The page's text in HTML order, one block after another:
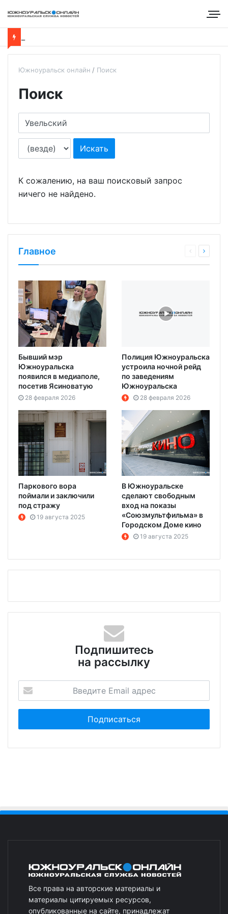
Южноуральск онлайн Поиск
Поиск
К сожалению, на ваш поисковый запрос
ничего не найдено.
Главное
Бывший мэр
Южноуральска
появился в медиаполе,
посетив Ясиноватую
28 февраля 2026
Полиция Южноуральска
устроила ночной рейд
по заведениям
Южноуральска
28 февраля 2026
Паркового вора
поймали и заключили
под стражу
19 августа 2025
В Южноуральске
сделают свободным
вход на показы
«Союзмультфильма» в
Городском Доме кино
19 августа 2025
Подпишитесь
на рассылку
Все права на авторские материалы и
материалы цитируемых ресурсов,
опубликованные на сайте, принадлежат